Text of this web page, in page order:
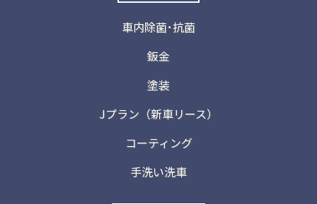
車内除菌･抗菌
鈑金
塗装
Jプラン（新車リース）
コーティング
手洗い洗車